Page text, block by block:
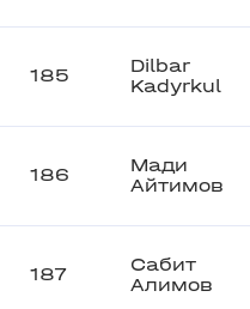
185
Dilbar
Kadyrkul
186
Мади
Айтимов
187
Сабит
Алимов